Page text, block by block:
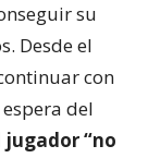
su
Desde el
con
del
jugador “no